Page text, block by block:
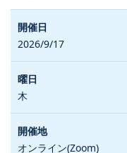
2026/9/17
木
オンライン(Zoom)